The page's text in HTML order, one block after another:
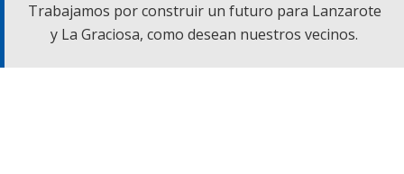
Trabajamos por construir un futuro para Lanzarote
y La Graciosa, como desean nuestros vecinos.